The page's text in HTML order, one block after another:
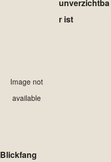
unverzichtba
r ist
Image not
available
Blickfang